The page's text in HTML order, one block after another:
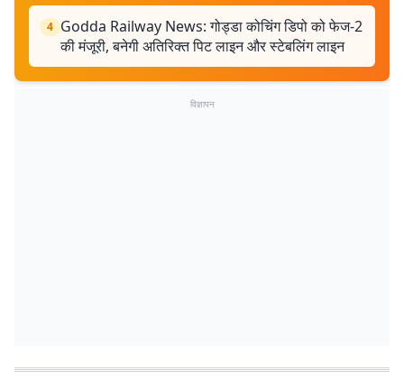
4 Godda Railway News: गोड्डा कोचिंग डिपो को फेज-2
की मंजूरी, बनेगी अतिरिक्त पिट लाइन और स्टेबलिंग लाइन
विज्ञापन